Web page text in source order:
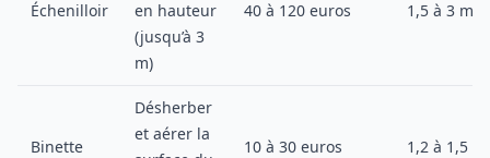
Échenilloir
en hauteur
(jusqu’à 3
m)
40 à 120 euros 1,5 à 3 m
Binette
Désherber
et aérer la
10 à 30 euros 1,2 à 1,5 m